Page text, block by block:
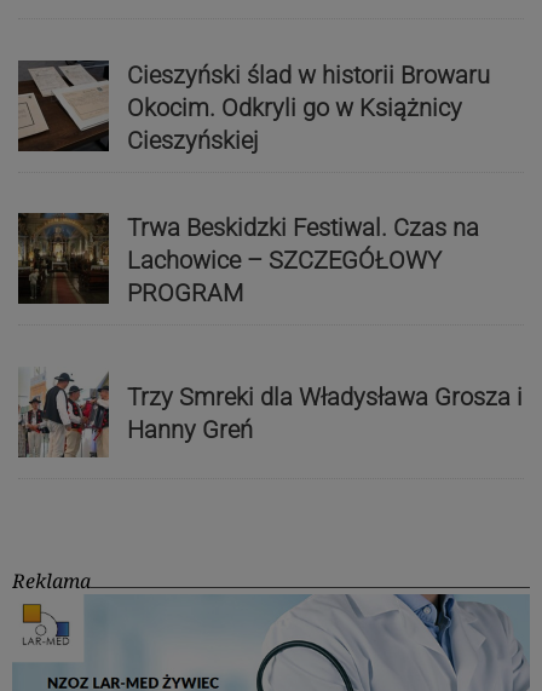
Cieszyński ślad w historii Browaru
Okocim. Odkryli go w Książnicy
Cieszyńskiej
Trwa Beskidzki Festiwal. Czas na
Lachowice – SZCZEGÓŁOWY
PROGRAM
Trzy Smreki dla Władysława Grosza i
Hanny Greń
Reklama